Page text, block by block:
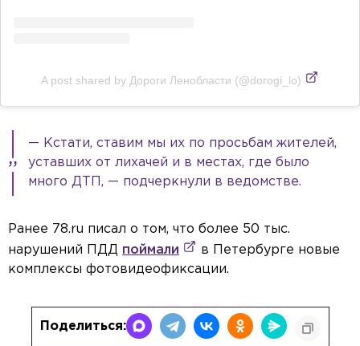
A post shared by Дороги Ленобласти (@dorogi_lo)
— Кстати, ставим мы их по просьбам жителей,
уставших от лихачей и в местах, где было
много ДТП, — подчеркнули в ведомстве.
Ранее 78.ru писал о том, что более 50 тыс.
нарушений ПДД поймали
в Петербурге новые
комплексы фотовидеофиксации.
Поделиться: